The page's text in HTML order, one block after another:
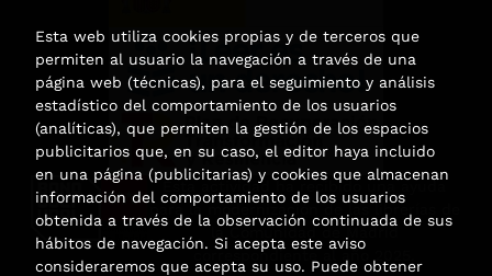
Esta actividad ha recibido una ayuda
para la modernización de las librerías de
la Comunidad de Madrid
correspondiente al año 2025.
Esta web utiliza cookies propias y de terceros que
permiten al usuario la navegación a través de una
página web (técnicas), para el seguimiento y análisis
estadístico del comportamiento de los usuarios
(analíticas), que permiten la gestión de los espacios
publicitarios que, en su caso, el editor haya incluido
en una página (publicitarias) y cookies que almacenan
información del comportamiento de los usuarios
obtenida a través de la observación continuada de sus
hábitos de navegación. Si acepta este aviso
consideraremos que acepta su uso. Puede obtener